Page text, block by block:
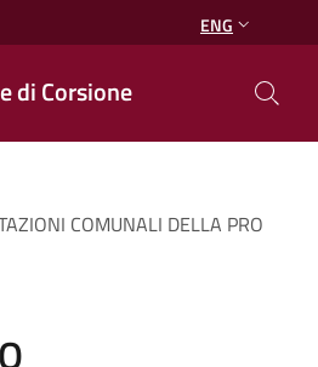
ENG
di Corsione
COMUNALI DELLA PRO